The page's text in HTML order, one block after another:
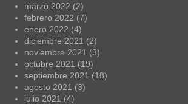
marzo 2022 (2)
febrero 2022 (7)
enero 2022 (4)
diciembre 2021 (2)
noviembre 2021 (3)
octubre 2021 (19)
septiembre 2021 (18)
agosto 2021 (3)
julio 2021 (4)